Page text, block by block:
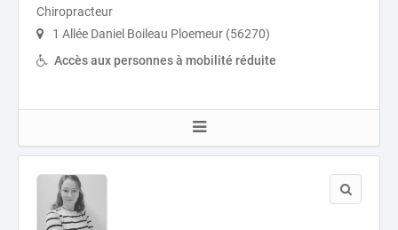
Chiropracteur
1 Allée Daniel Boileau Ploemeur (56270)
Accès aux personnes à mobilité réduite